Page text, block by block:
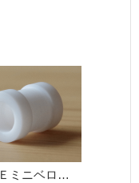
ＰＴＦＥミニベローズ